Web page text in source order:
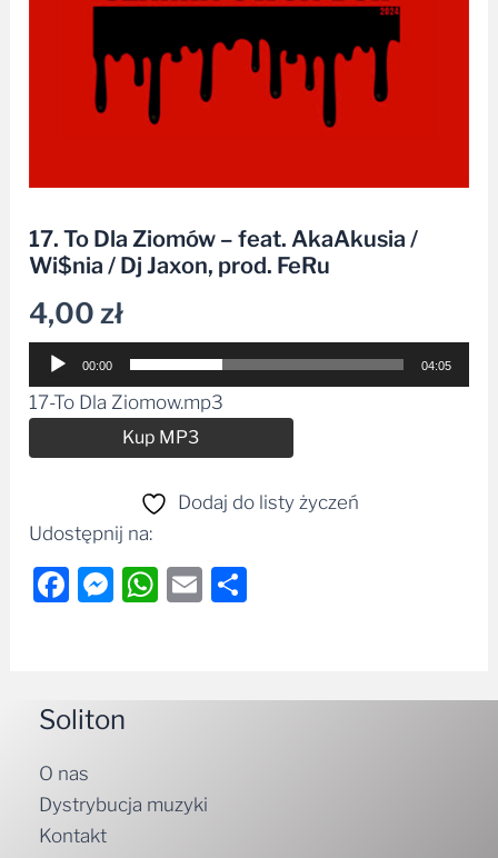
17. To Dla Ziomów – feat. AkaAkusia /
Wi$nia / Dj Jaxon, prod. FeRu
4,00zł
Odtwarzacz
plików
dźwiękowych
00:00 04:05
17-To Dla Ziomow.mp3
Kup MP3
Dodaj do listy życzeń
Udostępnij na:
Facebook
Messenger
WhatsApp
Email
Soliton
O nas
Dystrybucja muzyki
Kontakt